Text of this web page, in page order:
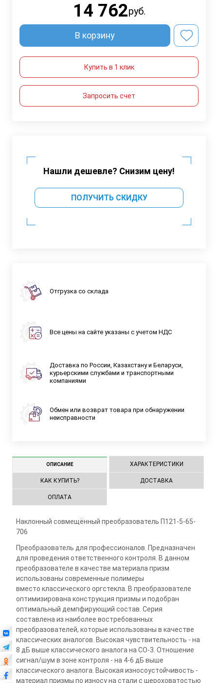
14 762руб.
В корзину
Купить в 1 клик
Запросить счет
Нашли дешевле? Снизим цену!
ПОЛУЧИТЬ СКИДКУ
Отгрузка со склада
Все цены на сайте указаны с учетом НДС
Доставка по России, Казахстану и Беларуси,
курьерскими службами и транспортными
компаниями
Обмен или возврат товара при обнаружении
неисправности
ОПИСАНИЕ ХАРАКТЕРИСТИКИ
КАК КУПИТЬ? ДОСТАВКА
ОПЛАТА
Наклонный совмещённый преобразователь П121-5-65-
706
Преобразователь для профессионалов. Предназначен
для проведения ответственного контроля. В данном
преобразователе в качестве материала призм
использованы современные полимеры
вместо классического оргстекла. В преобразователе
оптимизирована конструкция призмы и подобран
оптимальный демпфирующий состав. Серия
составлена из наиболее востребованных
преобразователей, которые использованы в качестве
классических аналогов. Высокая чувствительность - на
8 дБ выше классического аналога на СО-3. Отношение
сигнал/шум в зоне контроля - на 4-6 дБ выше
классического аналога. Высокая износоустойчивость -
материал призмы по износу на стали с шероховатостью